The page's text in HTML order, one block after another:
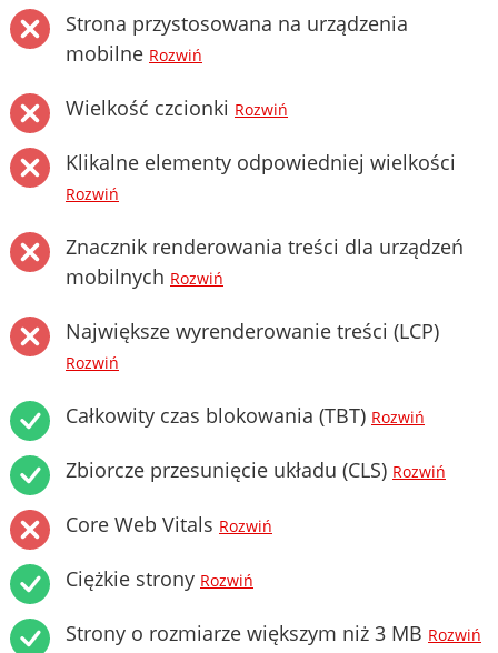
Strona przystosowana na urządzenia
mobilne Rozwiń
Wielkość czcionki Rozwiń
Klikalne elementy odpowiedniej wielkości
Rozwiń
Znacznik renderowania treści dla urządzeń
mobilnych Rozwiń
Największe wyrenderowanie treści (LCP)
Rozwiń
Całkowity czas blokowania (TBT) Rozwiń
Zbiorcze przesunięcie układu (CLS) Rozwiń
Core Web Vitals Rozwiń
Ciężkie strony Rozwiń
Strony o rozmiarze większym niż 3 MB Rozwiń